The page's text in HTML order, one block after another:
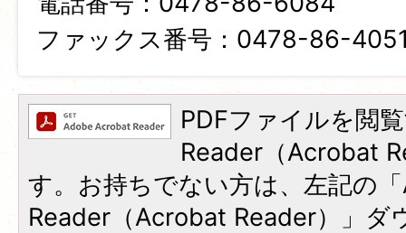
ファックス番号：0478-86-
PDFファイルを閲
Reader（Acrobat
す。お持ちでない方は、左記の
Reader（Acrobat Reader）」ダ